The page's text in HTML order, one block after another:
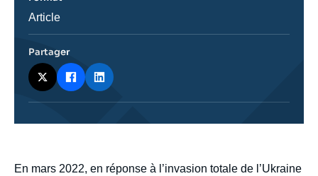
body
En mars 2022, en réponse à l’invasion totale de l’Ukraine
Catégorie
Article
Partager